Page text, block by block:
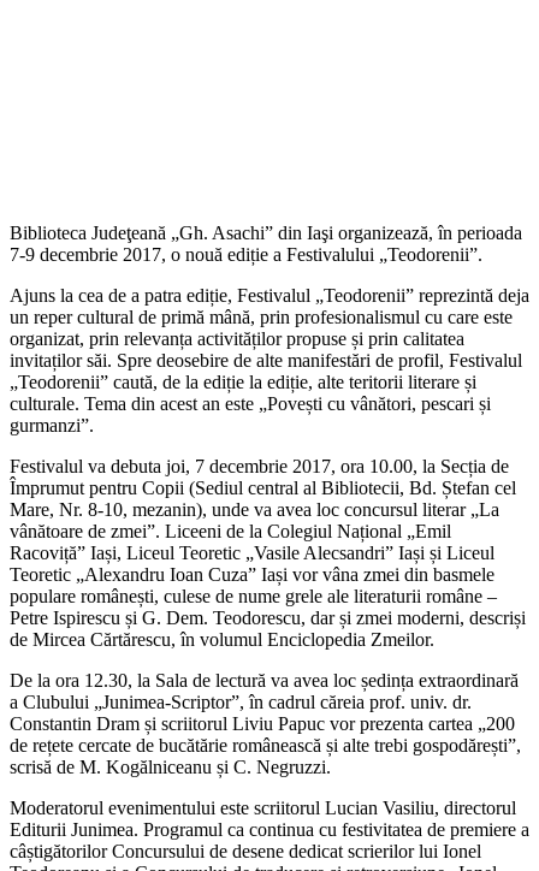
Biblioteca Judeţeană „Gh. Asachi” din Iaşi organizează, în perioada
7-9 decembrie 2017, o nouă ediție a Festivalului „Teodorenii”.
Ajuns la cea de a patra ediție, Festivalul „Teodorenii” reprezintă deja
un reper cultural de primă mână, prin profesionalismul cu care este
organizat, prin relevanța activităților propuse și prin calitatea
invitaților săi. Spre deosebire de alte manifestări de profil, Festivalul
„Teodorenii” caută, de la ediție la ediție, alte teritorii literare și
culturale. Tema din acest an este „Povești cu vânători, pescari și
gurmanzi”.
Festivalul va debuta joi, 7 decembrie 2017, ora 10.00, la Secția de
Împrumut pentru Copii (Sediul central al Bibliotecii, Bd. Ștefan cel
Mare, Nr. 8-10, mezanin), unde va avea loc concursul literar „La
vânătoare de zmei”. Liceeni de la Colegiul Național „Emil
Racoviță” Iași, Liceul Teoretic „Vasile Alecsandri” Iași și Liceul
Teoretic „Alexandru Ioan Cuza” Iași vor vâna zmei din basmele
populare românești, culese de nume grele ale literaturii române –
Petre Ispirescu și G. Dem. Teodorescu, dar și zmei moderni, descriși
de Mircea Cărtărescu, în volumul Enciclopedia Zmeilor.
De la ora 12.30, la Sala de lectură va avea loc ședința extraordinară
a Clubului „Junimea-Scriptor”, în cadrul căreia prof. univ. dr.
Constantin Dram și scriitorul Liviu Papuc vor prezenta cartea „200
de rețete cercate de bucătărie românească și alte trebi gospodărești”,
scrisă de M. Kogălniceanu și C. Negruzzi.
Moderatorul evenimentului este scriitorul Lucian Vasiliu, directorul
Editurii Junimea. Programul ca continua cu festivitatea de premiere a
câștigătorilor Concursului de desene dedicat scrierilor lui Ionel